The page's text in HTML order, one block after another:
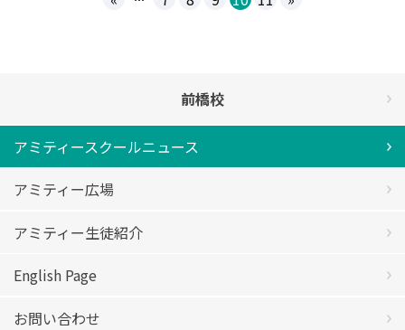
前橋校
アミティースクールニュース
アミティー広場
アミティー生徒紹介
English Page
お問い合わせ